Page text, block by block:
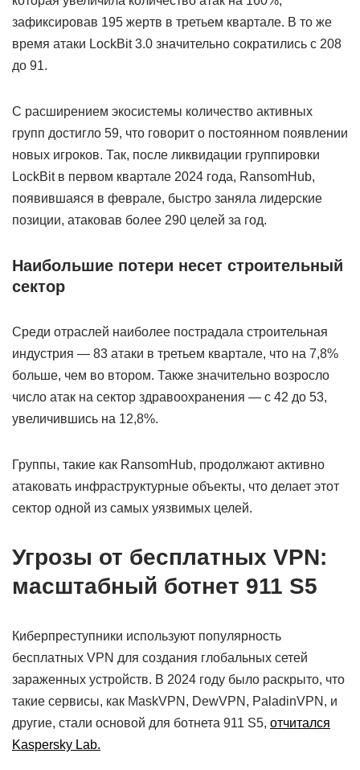
зафиксировав 195 жертв в третьем квартале. В то же
время атаки LockBit 3.0 значительно сократились с 208
до 91.
С расширением экосистемы количество активных
групп достигло 59, что говорит о постоянном появлении
новых игроков. Так, после ликвидации группировки
LockBit в первом квартале 2024 года, RansomHub,
появившаяся в феврале, быстро заняла лидерские
позиции, атаковав более 290 целей за год.
Наибольшие потери несет строительный
сектор
Среди отраслей наиболее пострадала строительная
индустрия — 83 атаки в третьем квартале, что на 7,8%
больше, чем во втором. Также значительно возросло
число атак на сектор здравоохранения — с 42 до 53,
увеличившись на 12,8%.
Группы, такие как RansomHub, продолжают активно
атаковать инфраструктурные объекты, что делает этот
сектор одной из самых уязвимых целей.
Угрозы от бесплатных VPN:
масштабный ботнет 911 S5
Киберпреступники используют популярность
бесплатных VPN для создания глобальных сетей
зараженных устройств. В 2024 году было раскрыто, что
такие сервисы, как MaskVPN, DewVPN, PaladinVPN, и
другие, стали основой для ботнета 911 S5, отчитался
Kaspersky Lab.